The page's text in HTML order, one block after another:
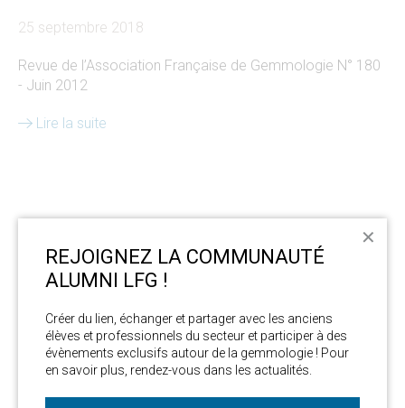
REJOIGNEZ LA COMMUNAUTÉ
ALUMNI LFG !
Créer du lien, échanger et partager avec les anciens
élèves et professionnels du secteur et participer à des
évènements exclusifs autour de la gemmologie ! Pour
en savoir plus, rendez-vous dans les actualités.
✕
25 septembre 2018
Revue de l’Association Française de Gemmologie N° 180
- Juin 2012
Lire la suite